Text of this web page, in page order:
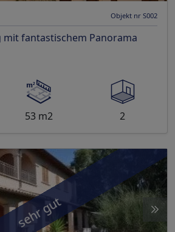
Objekt nr S002
fantastischem Panorama
53 m2 2
sehr gut